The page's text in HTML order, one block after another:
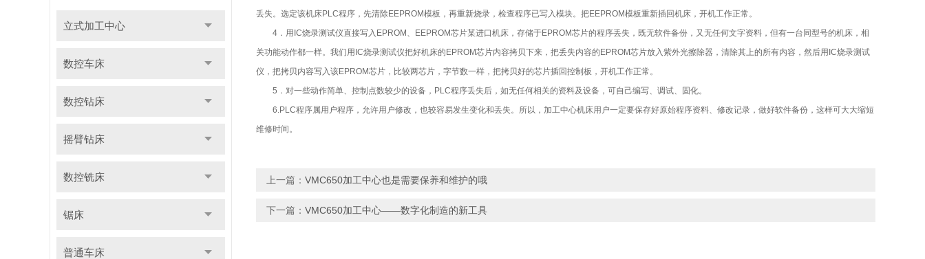
立式加工中心
数控车床
数控钻床
摇臂钻床
数控铣床
锯床
普通车床
丢失。选定该机床PLC程序，先清除EEPROM模板，再重新烧录，检查程序已写入模块。把EEPROM模板重新插回机床，开机工作正常。
4．用IC烧录测试仪直接写入EPROM、EEPROM芯片某进口机床，存储于EPROM芯片的程序丢失，既无软件备份，又无任何文字资料，但有一台同型号的机床，相
关功能动作都一样。我们用IC烧录测试仪把好机床的EPROM芯片内容拷贝下来，把丢失内容的EPROM芯片放入紫外光擦除器，清除其上的所有内容，然后用IC烧录测试
仪，把拷贝内容写入该EPROM芯片，比较两芯片，字节数一样，把拷贝好的芯片插回控制板，开机工作正常。
5．对一些动作简单、控制点数较少的设备，PLC程序丢失后，如无任何相关的资料及设备，可自己编写、调试、固化。
6.PLC程序属用户程序，允许用户修改，也较容易发生变化和丢失。所以，加工中心机床用户一定要保存好原始程序资料、修改记录，做好软件备份，这样可大大缩短
维修时间。
上一篇： VMC650加工中心也是需要保养和维护的哦
下一篇： VMC650加工中心——数字化制造的新工具